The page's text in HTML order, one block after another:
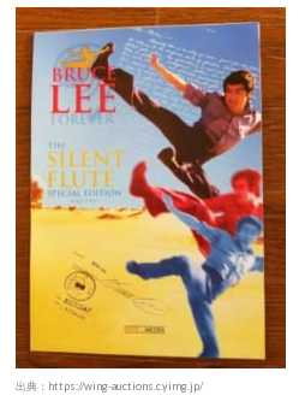
出典：https://wing-auctions.c.yimg.jp/